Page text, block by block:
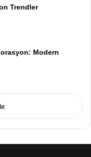
Trendler
Modern